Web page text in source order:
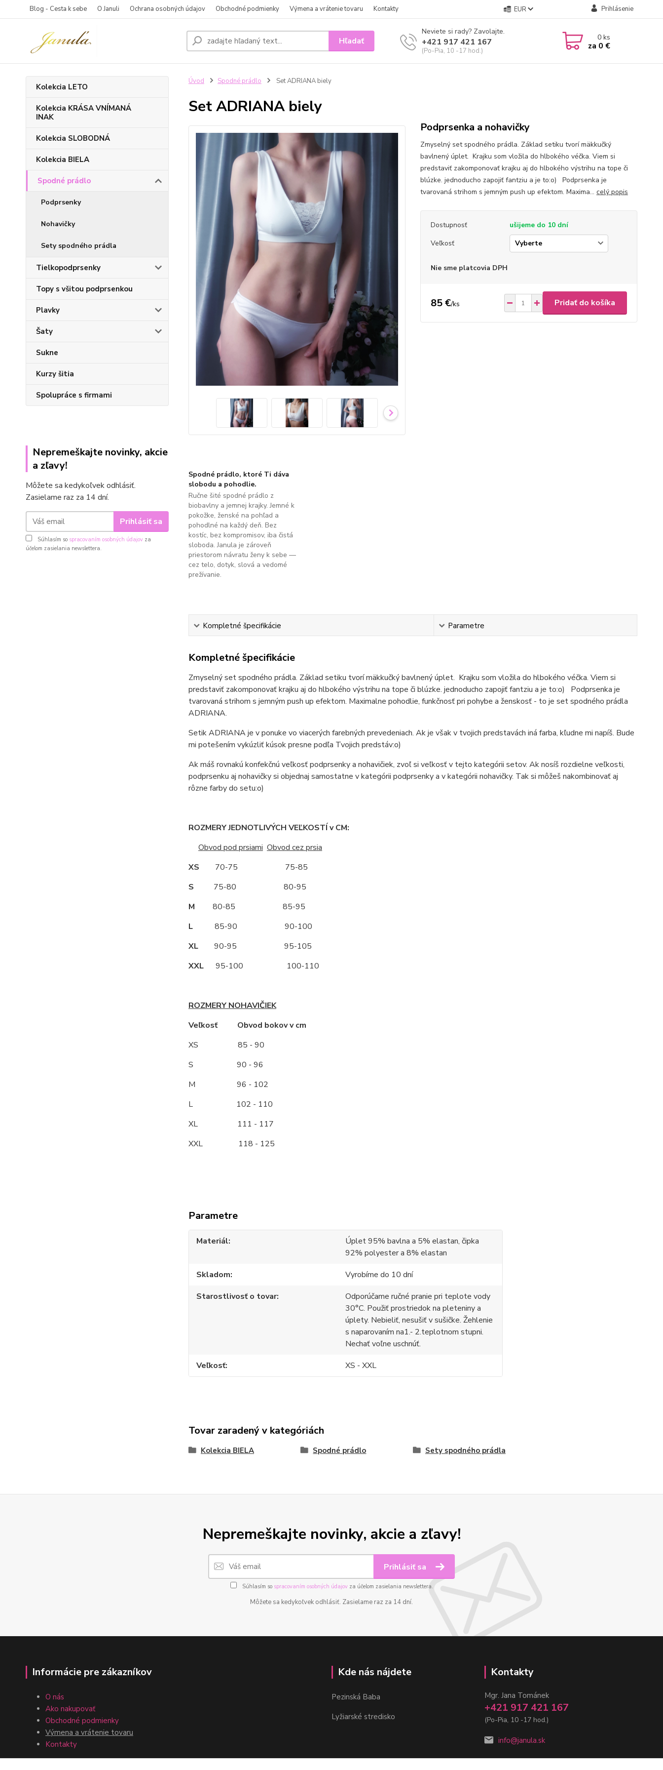
Blog - Cesta k sebe O Januli Ochrana osobných údajov Obchodné podmienky Výmena a vrátenie tovaru Kontakty EUR Prihlásenie
Hľadať
Neviete si rady? Zavolajte.
+421 917 421 167
(Po-Pia, 10 -17 hod.)
0ks
za 0 €
Kolekcia LETO
Kolekcia KRÁSA VNÍMANÁ
INAK
Kolekcia SLOBODNÁ
Kolekcia BIELA
Spodné prádlo
Podprsenky
Nohavičky
Sety spodného prádla
Tielkopodprsenky
Topy s všitou podprsenkou
Plavky
Šaty
Sukne
Kurzy šitia
Spolupráce s firmami
Nepremeškajte novinky, akcie
a zľavy!
Môžete sa kedykoľvek odhlásiť.
Zasielame raz za 14 dní.
Prihlásiť sa
Súhlasím so spracovaním osobných údajov za
účelom zasielania newslettera.
Úvod Spodné prádlo Set ADRIANA biely
Set ADRIANA biely
Podprsenka a nohavičky
Zmyselný set spodného prádla. Základ setiku tvorí mäkkučký
bavlnený úplet. Krajku som vložila do hlbokého véčka. Viem si
predstaviť zakomponovať krajku aj do hlbokého výstrihu na tope či
blúzke. jednoducho zapojiť fantziu a je to:o) Podprsenka je
tvarovaná strihom s jemným push up efektom. Maxima... celý popis
Dostupnosť
ušijeme do 10 dní
Veľkosť
Nie sme platcovia DPH
85 €/ks Pridať do košíka
Spodné prádlo, ktoré Ti dáva
slobodu a pohodlie.
Ručne šité spodné prádlo z
biobavlny a jemnej krajky. Jemné k
pokožke, ženské na pohľad a
pohodlné na každý deň. Bez
kostíc, bez kompromisov, iba čistá
sloboda. Janula je zároveň
priestorom návratu ženy k sebe —
cez telo, dotyk, slová a vedomé
prežívanie.
Kompletné špecifikácie Parametre
Kompletné špecifikácie
Zmyselný set spodného prádla. Základ setiku tvorí mäkkučký bavlnený úplet. Krajku som vložila do hlbokého véčka. Viem si
predstaviť zakomponovať krajku aj do hlbokého výstrihu na tope či blúzke. jednoducho zapojiť fantziu a je to:o) Podprsenka je
tvarovaná strihom s jemným push up efektom. Maximalne pohodlie, funkčnosť pri pohybe a ženskosť - to je set spodného prádla
ADRIANA.
Setik ADRIANA je v ponuke vo viacerých farebných prevedeniach. Ak je však v tvojich predstavách iná farba, kľudne mi napíš. Bude
mi potešením vykúzliť kúsok presne podľa Tvojich predstáv:o)
Ak máš rovnakú konfekčnú veľkosť podprsenky a nohavičiek, zvoľ si veľkosť v tejto kategórii setov. Ak nosíš rozdielne veľkosti,
podprsenku aj nohavičky si objednaj samostatne v kategórii podprsenky a v kategórii nohavičky. Tak si môžeš nakombinovať aj
rôzne farby do setu:o)
ROZMERY JEDNOTLIVÝCH VEĽKOSTÍ v CM:
Obvod pod prsiami Obvod cez prsia
XS 70-75 75-85
S 75-80 80-95
M 80-85 85-95
L85-90 90-100
XL90-95 95-105
XXL95-100 100-110
ROZMERY NOHAVIČIEK
Veľkosť Obvod bokov v cm
XS
85 - 90
S 90 - 96
M
96 - 102
L 102 - 110
XL 111 - 117
XXL 118 - 125
Parametre
Materiál
Úplet 95% bavlna a 5% elastan, čipka
92% polyester a 8% elastan
Skladom
Vyrobíme do 10 dní
Starostlivosť o tovar
Odporúčame ručné pranie pri teplote vody
30°C. Použiť prostriedok na pleteniny a
úplety. Nebieliť, nesušiť v sušičke. Žehlenie
s naparovaním na1.- 2.teplotnom stupni.
Nechať voľne uschnúť.
Veľkosť
XS - XXL
Tovar zaradený v kategóriách
Kolekcia BIELA Spodné prádlo Sety spodného prádla
Nepremeškajte novinky, akcie a zľavy!
Prihlásiť sa
Súhlasím so spracovaním osobných údajovza účelom zasielania newslettera.
Môžete sa kedykoľvek odhlásiť. Zasielame raz za 14 dní.
Informácie pre zákazníkov
O nás
Ako nakupovať
Obchodné podmienky
Výmena a vrátenie tovaru
Kontakty
Kde nás nájdete
Pezinská Baba
Lyžiarské stredisko
Kontakty
Mgr. Jana Tománek
+421 917 421 167
(Po-Pia, 10 -17 hod.)
info@janula.sk